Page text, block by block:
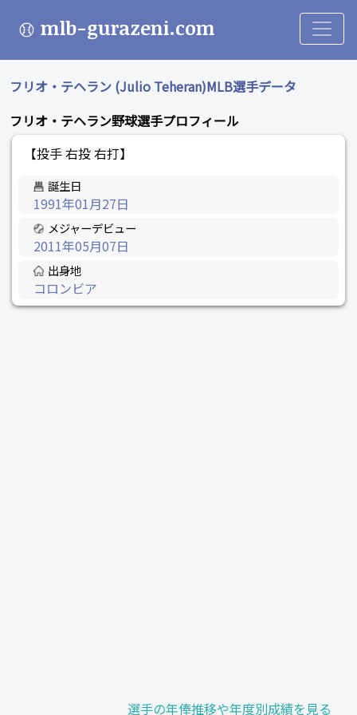
mlb-gurazeni.com
フリオ・テヘラン (Julio Teheran)MLB選手データ
フリオ・テヘラン野球選手プロフィール
【投手 右投 右打】
誕生日
1991年01月27日
メジャーデビュー
2011年05月07日
出身地
コロンビア
選手の年俸推移や年度別成績を見る